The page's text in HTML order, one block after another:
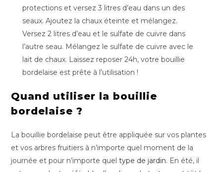
protections et versez 3 litres d’eau dans un des
seaux. Ajoutez la chaux éteinte et mélangez.
Versez 2 litres d’eau et le sulfate de cuivre dans
l’autre seau. Mélangez le sulfate de cuivre avec le
lait de chaux. Laissez reposer 24h, votre bouillie
bordelaise est prête à l’utilisation !
Quand utiliser la bouillie
bordelaise ?
La bouillie bordelaise peut être appliquée sur vos plantes
et vos arbres fruitiers à n’importe quel moment de la
journée et pour n’importe queltype de jardin. En été, il